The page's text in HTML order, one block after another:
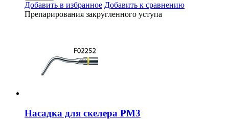
Добавить в избранное Добавить к сравнению
Препарирования закругленного уступа
Насадка для скелера PM3